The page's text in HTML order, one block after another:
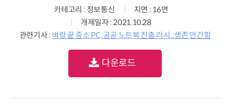
카테고리 : 정보통신
지면 : 16면
개제일자 : 2021.10.28
관련기사 : 벼랑 끝 중소 PC, 공공 노트북 진출 러시...생존 안간힘
다운로드